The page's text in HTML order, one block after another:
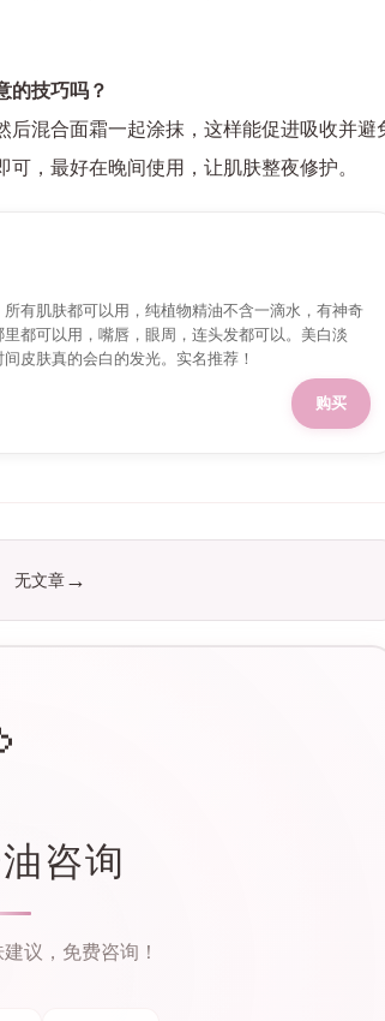
的技巧吗？
混合面霜一起涂抹，这样能促进吸收并避
，最好在晚间使用，让肌肤整夜修护。
有肌肤都可以用，纯植物精油不含一滴水，有神奇
都可以用，嘴唇，眼周，连头发都可以。美白淡
皮肤真的会白的发光。实名推荐！
购买
无文章
咨询
议，免费咨询！